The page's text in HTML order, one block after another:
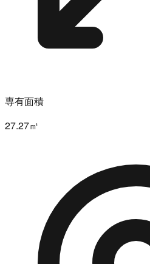
専有面積
27.27㎡